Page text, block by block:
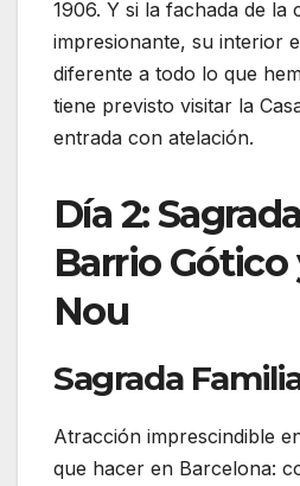
1906. Y si la fachada de la
impresionante, su interior
diferente a todo lo que
tiene previsto visitar la
entrada con atelación.
Día 2:
Barrio Gótico
Nou
Sagrada
Atracción imprescindible
que hacer en Barcelona: